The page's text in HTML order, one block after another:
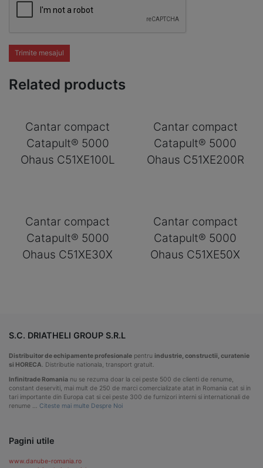
Trimite mesajul
Related products
Cantar compact
Catapult® 5000
Ohaus C51XE100L
Cantar compact
Catapult® 5000
Ohaus C51XE200R
Cantar compact
Catapult® 5000
Ohaus C51XE30X
Cantar compact
Catapult® 5000
Ohaus C51XE50X
S.C. DRIATHELI GROUP S.R.L
Distribuitor de echipamente profesionale pentru industrie, constructii, curatenie
si HORECA . Distributie nationala, transport gratuit.
Infinitrade Romania nu se rezuma doar la cei peste 500 de clienti de renume,
constant deserviti, mai mult de 250 de marci comercializate atat in Romania cat si in
tari importante din Europa cat si cei peste 300 de furnizori interni si internationali de
renume … Citeste mai multe Despre Noi
Pagini utile
www.danube-romania.ro